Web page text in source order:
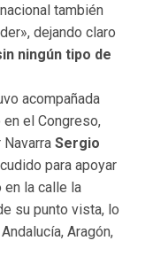
también
dejando claro
ningún tipo de
acompañada
el Congreso,
Sergio
para apoyar
la calle la
su punto vista, lo
Aragón,